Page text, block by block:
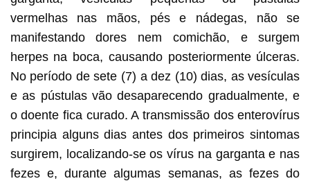
vermelhas nas mãos, pés e nádegas, não se
manifestando dores nem comichão, e surgem
herpes na boca, causando posteriormente úlceras.
No período de sete (7) a dez (10) dias, as vesículas
e as pústulas vão desaparecendo gradualmente, e
o doente fica curado. A transmissão dos enterovírus
principia alguns dias antes dos primeiros sintomas
surgirem, localizando-se os vírus na garganta e nas
fezes e, durante algumas semanas, as fezes do